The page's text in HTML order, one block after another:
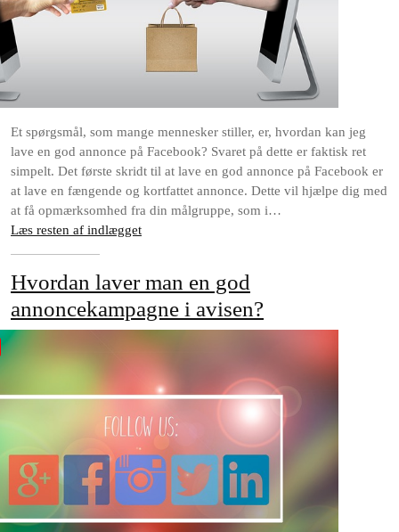
Et spørgsmål, som mange mennesker stiller, er, hvordan kan jeg
lave en god annonce på Facebook? Svaret på dette er faktisk ret
simpelt. Det første skridt til at lave en god annonce på Facebook er
at lave en fængende og kortfattet annonce. Dette vil hjælpe dig med
at få opmærksomhed fra din målgruppe, som i…
Læs resten af indlægget
Hvordan laver man en god
annoncekampagne i avisen?